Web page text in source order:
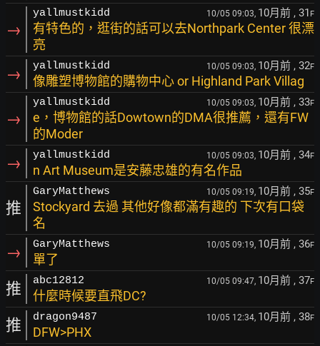
→
yallmustkidd 10/05 09:03, 10月前 , 31 F
有特色的，逛街的話可以去Northpark Center 很漂
亮
→ yallmustkidd 10/05 09:03, 10月前 , 32F
像雕塑博物館的購物中心 or Highland Park Villag
→
yallmustkidd 10/05 09:03, 10月前 , 33F
e，博物館的話Dowtown的DMA很推薦，還有FW
的Moder
→ yallmustkidd 10/05 09:03, 10月前 , 34F
n Art Museum是安藤忠雄的有名作品
推
GaryMatthews 10/05 09:19, 10月前 , 35F
Stockyard 去過 其他好像都滿有趣的 下次有口袋
名
→ GaryMatthews 10/05 09:19, 10月前 , 36F
單了
推 abc12812 10/05 09:47, 10月前 , 37F
什麼時候要直飛DC?
推 dragon9487 10/05 12:34, 10月前 , 38F
DFW>PHX